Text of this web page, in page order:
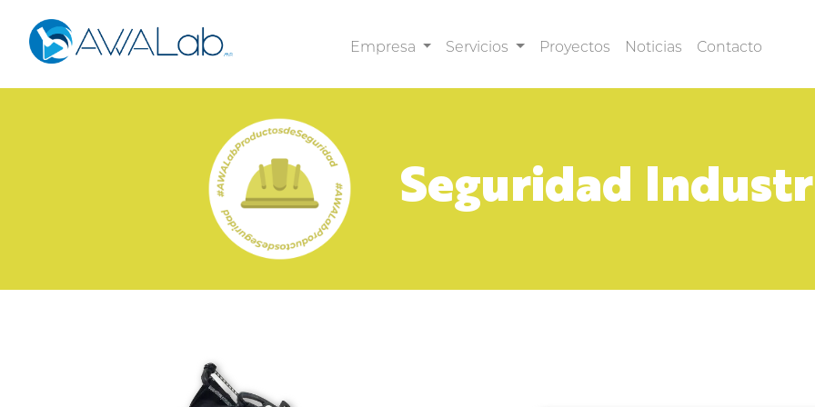
Empresa Servicios Proyectos Noticias Contacto
Seguridad